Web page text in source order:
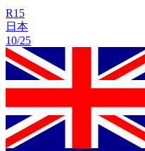
R15
日本
10/25